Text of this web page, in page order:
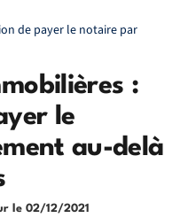
de payer le notaire par
:
le
au-delà
le 02/12/2021